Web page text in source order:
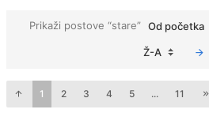
Prikaži postove “stare” Od početka
Ž-A
1 2 3 4 5 ... 11